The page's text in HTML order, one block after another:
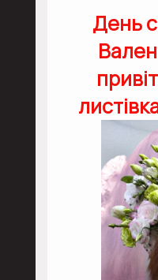
День